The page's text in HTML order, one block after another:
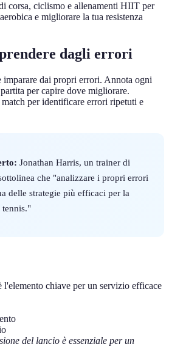
corsa, ciclismo e allenamenti HIIT per
e migliorare la tua resistenza
dagli errori
dai propri errori. Annota ogni
per capire dove migliorare.
per identificare errori ripetuti e
Jonathan Harris, un trainer di
che "analizzare i propri errori
delle strategie più efficaci per la
tennis."
l'elemento chiave per un servizio efficace
del lancio è essenziale per un